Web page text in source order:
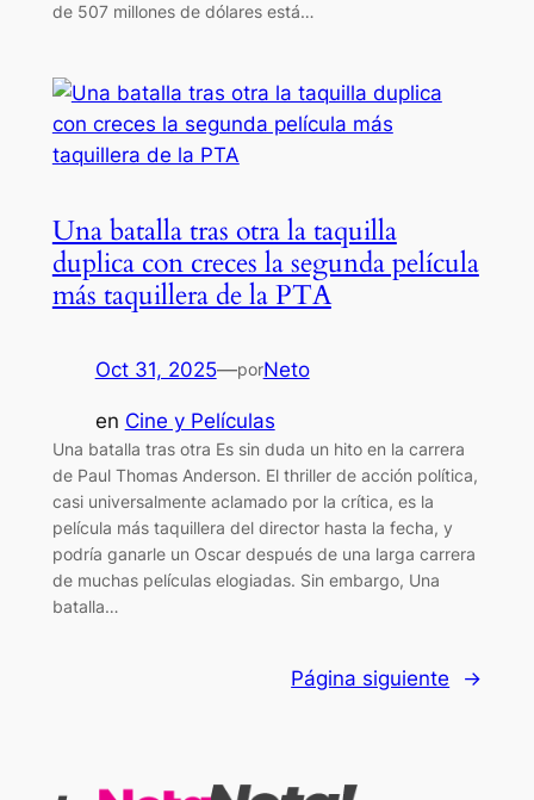
de 507 millones de dólares está…
Una batalla tras otra la taquilla
duplica con creces la segunda película
más taquillera de la PTA
Oct 31, 2025—porNeto
en Cine y Películas
Una batalla tras otra Es sin duda un hito en la carrera
de Paul Thomas Anderson. El thriller de acción política,
casi universalmente aclamado por la crítica, es la
película más taquillera del director hasta la fecha, y
podría ganarle un Oscar después de una larga carrera
de muchas películas elogiadas. Sin embargo, Una
batalla…
Página siguiente →